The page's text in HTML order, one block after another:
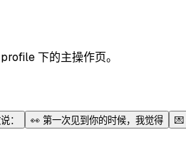
下的主操作页。
： 👀 第一次见到你的时候，我觉得 💌